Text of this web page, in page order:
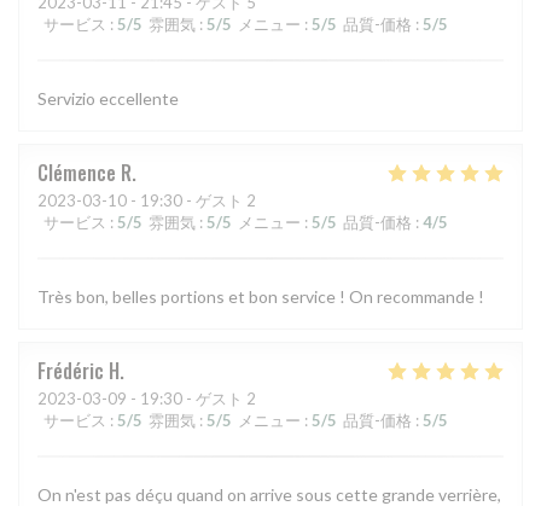
サービス : 5/5 雰囲気 : 5/5 メニュー : 5/5 品質-価格 : 5/5
Servizio eccellente
Clémence R
2023-03-10 - 19:30 - ゲスト 2
サービス : 5/5 雰囲気 : 5/5 メニュー : 5/5 品質-価格 : 4/5
Très bon, belles portions et bon service ! On recommande !
Frédéric H
2023-03-09 - 19:30 - ゲスト 2
サービス : 5/5 雰囲気 : 5/5 メニュー : 5/5 品質-価格 : 5/5
On n'est pas déçu quand on arrive sous cette grande verrière,